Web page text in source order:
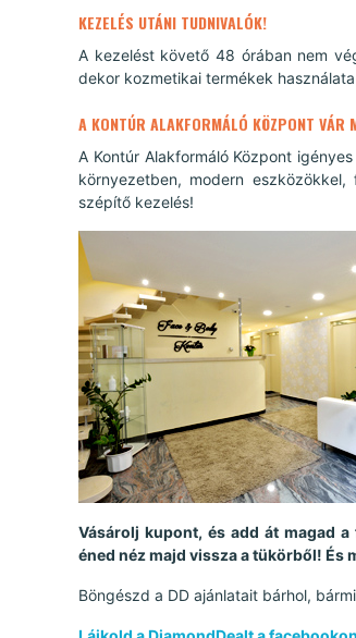
KEZELÉS UTÁNI TUDNIVALÓK!
A kezelést követő 48 órában nem
dekor kozmetikai termékek
A KONTÚR ALAKFORMÁLÓ KÖZPONT VÁR
A Kontúr Alakformáló Központ
környezetben, modern
szépítő kezelés!
Vásárolj kupont, és add át magad
éned néz majd vissza a tükörből! És
Böngészd a DD ajánlatait bárhol,